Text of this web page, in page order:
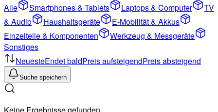
Alle
Smartphones & Tablets Laptops & Computer
TV
& Audio
Haushaltsgeräte
E-Mobilität & Akkus
Einzelteile & Komponenten
Werkzeug & Messgeräte
Sonstiges
NeuesteEndet baldPreis aufsteigendPreis absteigend
Suche speichern
Keine Ergebnisse gefunden